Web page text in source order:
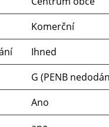
Komerční
Ihned
G (PENB
Ano